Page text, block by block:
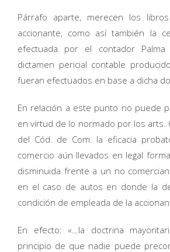
Párrafo aparte, merecen los
accionante, como así también la
efectuada por el contador
dictamen pericial contable
fueran efectuados en base a dicha
En relación a este punto no puede
en virtud de lo normado por los arts.
del Cód. de Com. la eficacia
comercio aún llevados en legal
disminuida frente a un no
en el caso de autos en donde la
condición de empleada de la
En efecto: «…la doctrina
principio de que nadie puede